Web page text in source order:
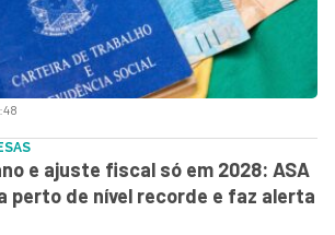
e ajuste fiscal só em 2028: ASA
perto de nível recorde e faz alerta